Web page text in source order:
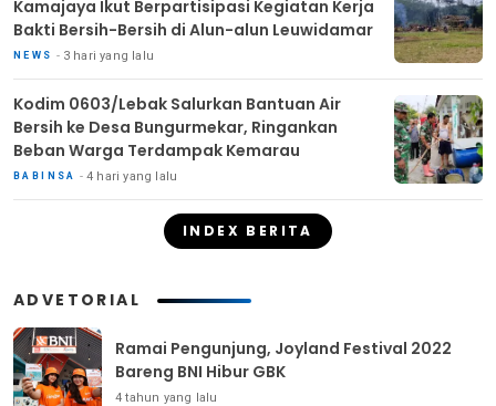
Kamajaya Ikut Berpartisipasi Kegiatan Kerja
Bakti Bersih-Bersih di Alun-alun Leuwidamar
NEWS 3 hari yang lalu
Kodim 0603/Lebak Salurkan Bantuan Air
Bersih ke Desa Bungurmekar, Ringankan
Beban Warga Terdampak Kemarau
BABINSA 4 hari yang lalu
INDEX BERITA
ADVETORIAL
Ramai Pengunjung, Joyland Festival 2022
Bareng BNI Hibur GBK
4 tahun yang lalu